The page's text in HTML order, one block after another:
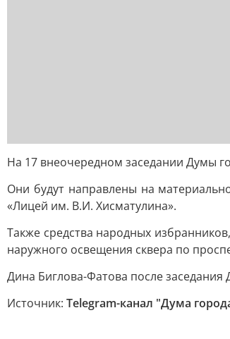
На 17 внеочередном заседании Думы
Они будут направлены на
«Лицей им. В.И. Хисматулина».
Также средства народных
наружного освещения сквера по
Дина Биглова-Фатова после заседания
Источник: Telegram-канал "Дума